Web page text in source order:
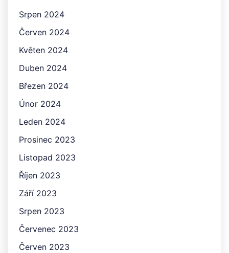
Srpen 2024
Červen 2024
Květen 2024
Duben 2024
Březen 2024
Únor 2024
Leden 2024
Prosinec 2023
Listopad 2023
Říjen 2023
Září 2023
Srpen 2023
Červenec 2023
Červen 2023